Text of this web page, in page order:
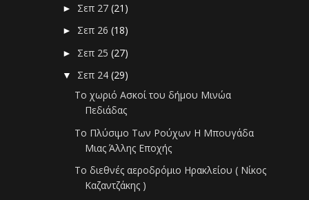
► Σεπ 27(21)
► Σεπ 26(18)
► Σεπ 25(27)
▼ Σεπ 24(29)
Το χωριό Ασκοί του δήμου Μινώα
Πεδιάδας
Το Πλύσιμο Των Ρούχων Η Μπουγάδα
Μιας Άλλης Εποχής
Το διεθνές αεροδρόμιο Ηρακλείου ( Νίκος
Καζαντζάκης )